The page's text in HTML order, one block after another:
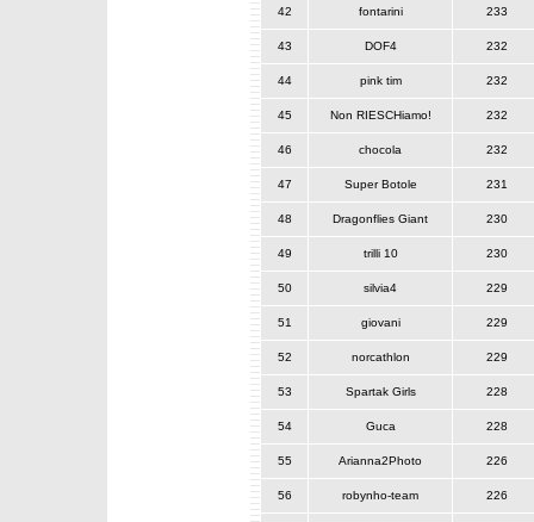
42 fontarini 233
43 DOF4 232
44 pink tim 232
45 Non RIESCHiamo! 232
46 chocola 232
47 Super Botole 231
48 Dragonflies Giant 230
49 trilli 10 230
50 silvia4 229
51 giovani 229
52 norcathlon 229
53 Spartak Girls 228
54 Guca 228
55 Arianna2Photo 226
56 robynho-team 226